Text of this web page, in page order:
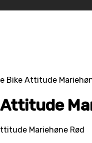
Bike Attitude
Mariehøne Rød